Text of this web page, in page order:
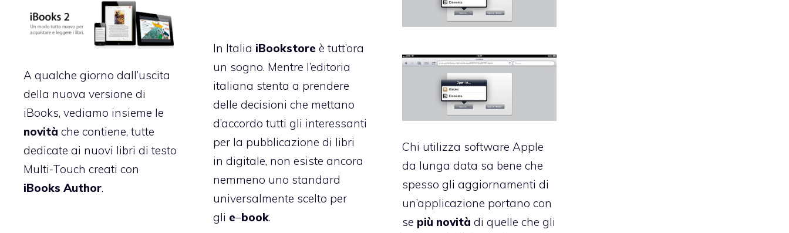
A qualche giorno dall’uscita
della nuova versione di
iBooks, vediamo insieme le
novità che contiene, tutte
dedicate ai nuovi libri di testo
Multi-Touch creati con
iBooks Author.
In Italia iBookstore è tutt’ora
un sogno. Mentre l’editoria
italiana stenta a prendere
delle decisioni che mettano
d’accordo tutti gli interessanti
per la pubblicazione di libri
in digitale, non esiste ancora
nemmeno uno standard
universalmente scelto per
gli e–book.
Chi utilizza software Apple
da lunga data sa bene che
spesso gli aggiornamenti di
un’applicazione portano con
se più novitàdi quelle che gli